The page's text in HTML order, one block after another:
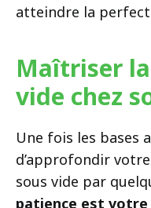
atteindre la
Maîtriser
vide chez
Une fois les bases
d’approfondir
sous vide par
patience est votre